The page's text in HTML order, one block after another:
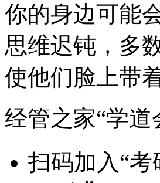
你的身边可能
思维迟钝，多
使他们脸上带
经管之家“学道
扫码加入“